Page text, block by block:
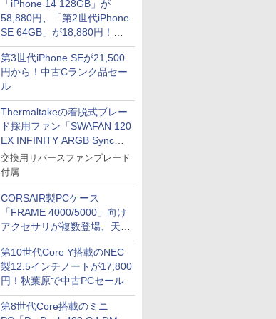
「iPhone 14 128GB」が
58,880円、「第2世代iPhone
SE 64GB」が18,880円！中
古Bランク品セール
第3世代iPhone SEが21,500
円から！中古Cランク品セー
ル
Thermaltakeの着脱式ブレー
ド採用ファン「SWAFAN 120
EX INFINITY ARGB Sync」
に単品パッケージ
交換用リバースファンブレード
付属
CORSAIR製PCケース
「FRAME 4000/5000」向け
アクセサリが複数登場、天然
木製パネルや背面コネクタ対
応トレイなど
第10世代Core Y搭載のNEC
製12.5インチノートが17,800
円！秋葉原で中古PCセール
第8世代Core搭載のミニ